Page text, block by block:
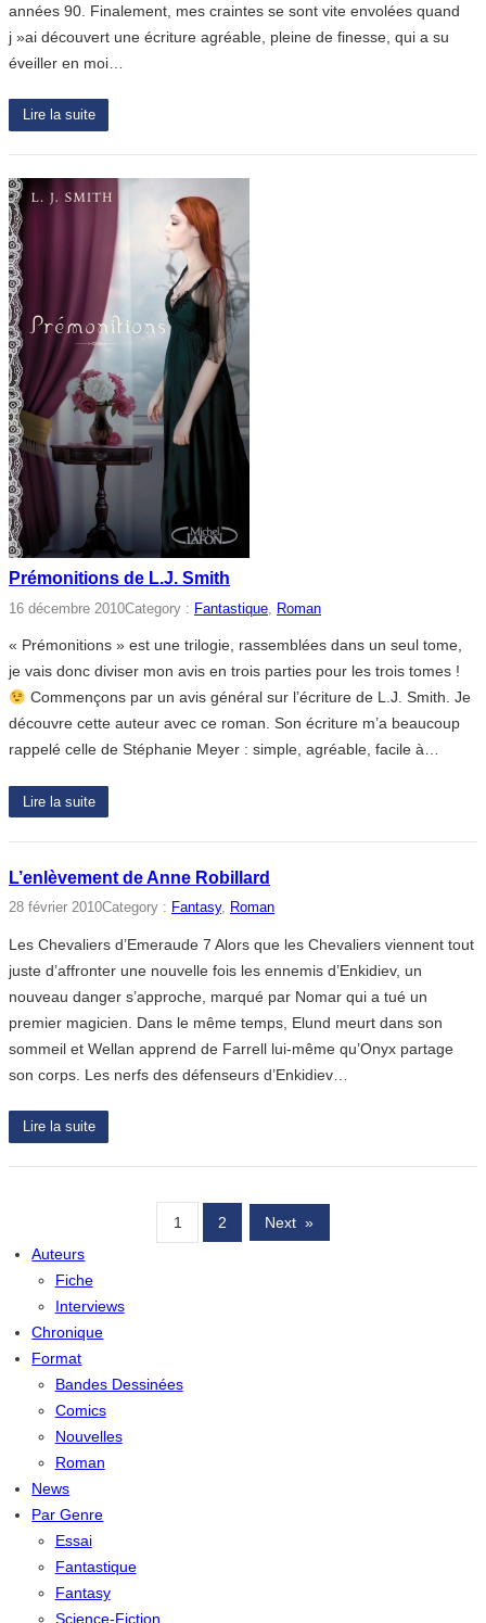
années 90. Finalement, mes craintes se sont vite envolées quand
j »ai découvert une écriture agréable, pleine de finesse, qui a su
éveiller en moi…
Lire la suite
Prémonitions de L.J. Smith
16 décembre 2010Category : Fantastique Roman
« Prémonitions » est une trilogie, rassemblées dans un seul tome,
je vais donc diviser mon avis en trois parties pour les trois tomes !
Commençons par un avis général sur l’écriture de L.J. Smith. Je
découvre cette auteur avec ce roman. Son écriture m’a beaucoup
rappelé celle de Stéphanie Meyer : simple, agréable, facile à…
Lire la suite
L’enlèvement de Anne Robillard
28 février 2010Category : Fantasy, Roman
Les Chevaliers d’Emeraude 7 Alors que les Chevaliers viennent tout
juste d’affronter une nouvelle fois les ennemis d’Enkidiev, un
nouveau danger s’approche, marqué par Nomar qui a tué un
premier magicien. Dans le même temps, Elund meurt dans son
sommeil et Wellan apprend de Farrell lui-même qu’Onyx partage
son corps. Les nerfs des défenseurs d’Enkidiev…
Lire la suite
1 2 Next »
Auteurs
Fiche
Interviews
Chronique
Format
Bandes Dessinées
Comics
Nouvelles
Roman
News
Par Genre
Essai
Fantastique
Fantasy
Science-Fiction